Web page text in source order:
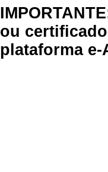
ou
plataforma e-